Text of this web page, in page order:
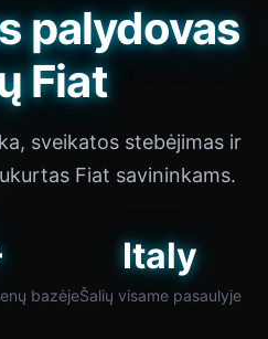
palydovas
Fiat
sveikatos stebėjimas ir
Fiat savininkams.
bazėje
Italy
Šalių visame pasaulyje